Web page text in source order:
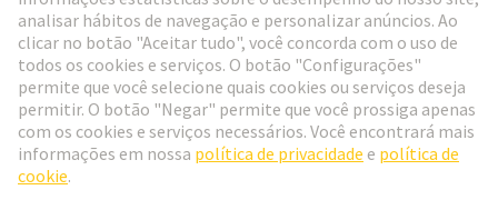
Portugal Português